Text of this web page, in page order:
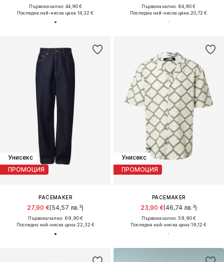
Първоначално: 44,90 €
Последна най-ниска цена:14,32 €
Първоначално: 64,90 €
Последна най-ниска цена:20,72 €
Унисекс
ПРОМОЦИЯ
PACEMAKER
27,90 €(54,57 лв.³)
Първоначално: 69,90 €
Последна най-ниска цена:22,32 €
Унисекс
ПРОМОЦИЯ
PACEMAKER
23,90 €(46,74 лв.³)
Първоначално: 59,90 €
Последна най-ниска цена:19,12 €